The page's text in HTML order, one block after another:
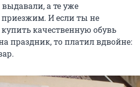
а те уже
приезжим. И если ты не
качественную обувь
праздник, то платил вдвойне: